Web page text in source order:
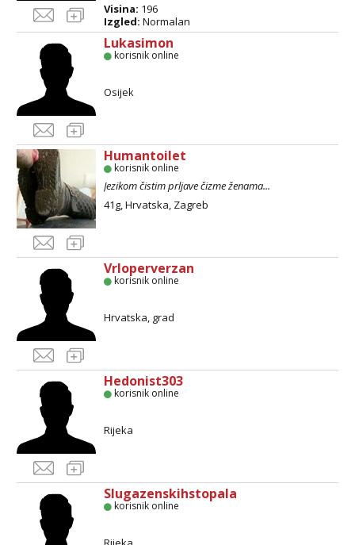
Visina: 196
Izgled: Normalan
Lukasimon
korisnik online
Osijek
Humantoilet
korisnik online
Jezikom čistim prljave čizme ženama...
41g, Hrvatska, Zagreb
Vrloperverzan
korisnik online
Hrvatska, grad
Hedonist303
korisnik online
Rijeka
Slugazenskihstopala
korisnik online